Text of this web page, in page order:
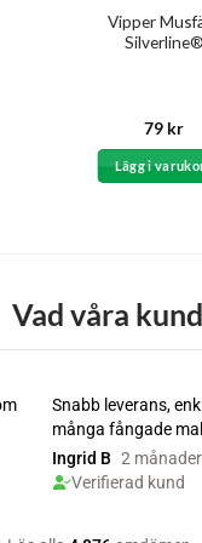
Vipper
Silverline®
79 kr
Lägg i
Vad våra